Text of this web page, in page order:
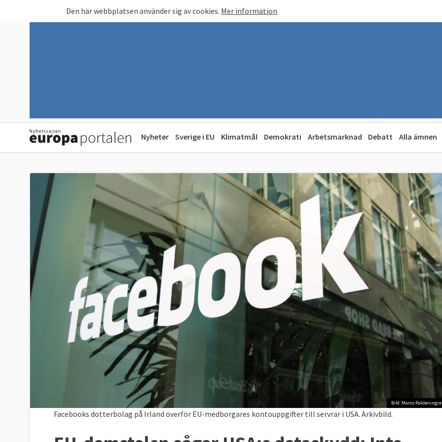
Den här webbplatsen använder sig av cookies. Mer information
Nyheter Sverige i EU Klimatmål Demokrati Arbetsmarknad Debatt Alla ämnen
Bild: Marco
Facebooks dotterbolag på Irland överför EU-medborgares kontouppgifter till servrar i USA. Arkivbild.